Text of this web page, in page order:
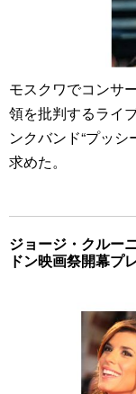
モスクワでコンサ
領を批判するライ
ンクバンド“プッ
求めた。
ジョージ・クルー
ドン映画祭開幕プ